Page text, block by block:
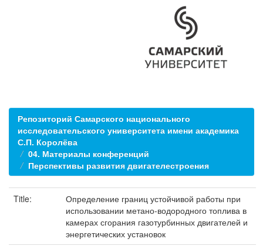
Репозиторий Самарского национального
исследовательского университета имени академика
С.П. Королёва
04. Материалы конференций
Перспективы развития двигателестроения
Title:
Определение границ устойчивой работы при
использовании метано-водородного топлива в
камерах сгорания газотурбинных двигателей и
энергетических установок